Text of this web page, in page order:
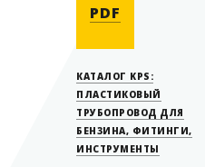
PDF
КАТАЛОГ KPS:
ПЛАСТИКОВЫЙ
ТРУБОПРОВОД ДЛЯ
БЕНЗИНА, ФИТИНГИ,
ИНСТРУМЕНТЫ